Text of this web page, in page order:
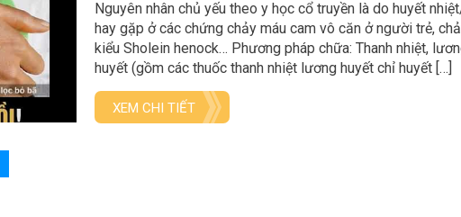
Nguyên nhân chủ yếu theo y học cổ truyền là do huyết
hay gặp ở các chứng chảy máu cam vô căn ở người trẻ,
kiểu Sholein henock… Phương pháp chữa: Thanh nhiệt,
huyết (gồm các thuốc thanh nhiệt lương huyết chỉ huyết […]
XEM CHI TIẾT